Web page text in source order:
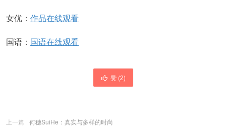
女优： 作品在线观看
国语： 国语在线观看
赞 (2)
上一篇
何穗SuiHe：真实与多样的时尚